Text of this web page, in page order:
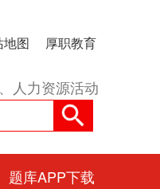
地图 厚职教育
人力资源活动
题库APP下载